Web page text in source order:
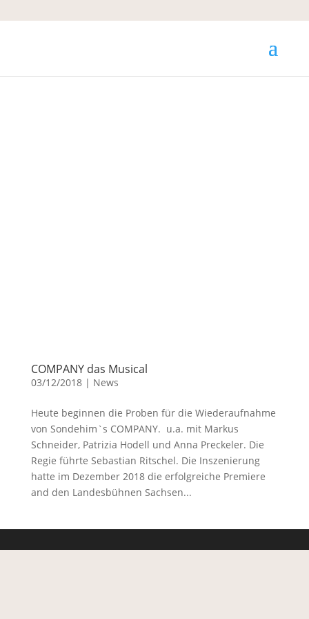
COMPANY das Musical
03/12/2018| News
Heute beginnen die Proben für die Wiederaufnahme
von Sondehim`s COMPANY. u.a. mit Markus
Schneider, Patrizia Hodell und Anna Preckeler. Die
Regie führte Sebastian Ritschel. Die Inszenierung
hatte im Dezember 2018 die erfolgreiche Premiere
and den Landesbühnen Sachsen...